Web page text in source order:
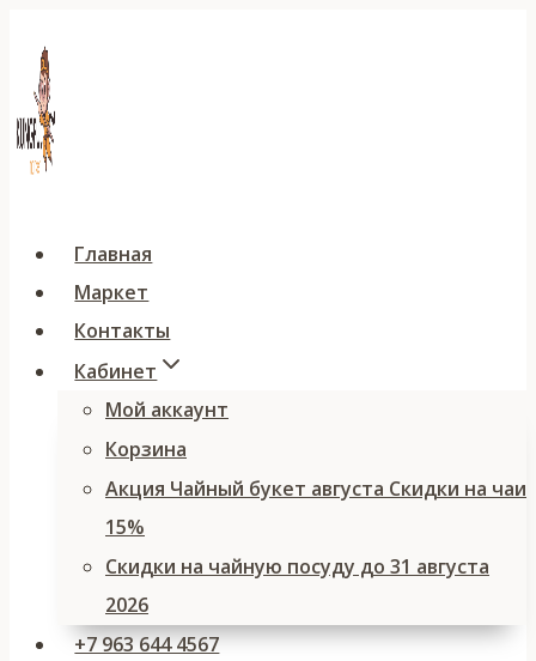
содержимому
Главная
Маркет
Контакты
Кабинет
Мой аккаунт
Корзина
Акция Чайный букет августа Скидки на чаи
15%
Скидки на чайную посуду до 31 августа
2026
+7 963 644 4567